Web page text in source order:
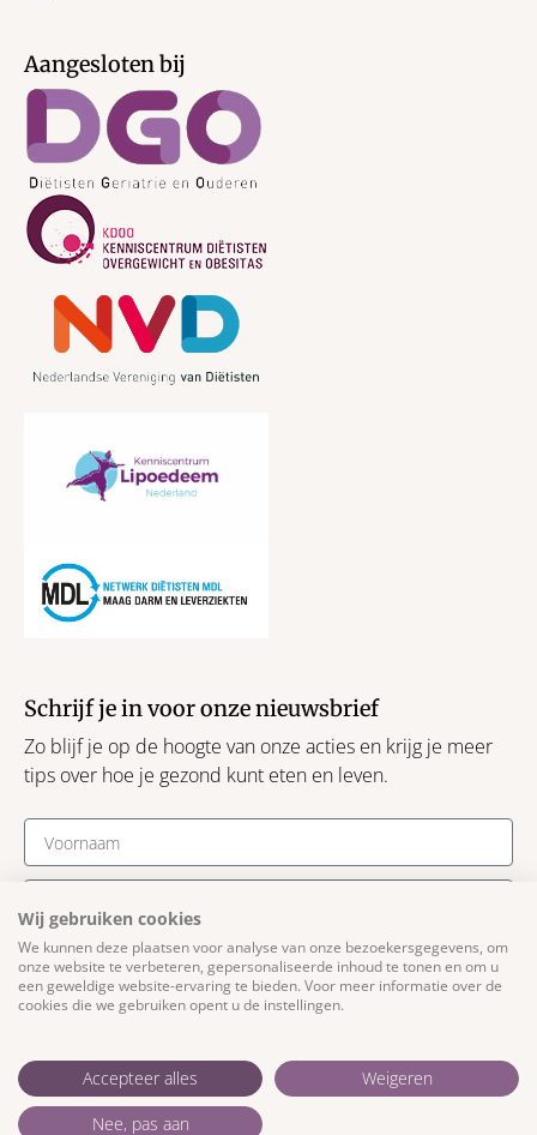
Aangesloten bij
Schrijf je in voor onze nieuwsbrief
Zo blijf je op de hoogte van onze acties en krijg je meer
tips over hoe je gezond kunt eten en leven.
Schrijf je in
Cookieverklaring
Wij gebruiken cookies
We kunnen deze plaatsen voor analyse van onze bezoekersgegevens, om
onze website te verbeteren, gepersonaliseerde inhoud te tonen en om u
een geweldige website-ervaring te bieden. Voor meer informatie over de
cookies die we gebruiken opent u de instellingen.
Accepteer alles
Weigeren
Nee, pas aan